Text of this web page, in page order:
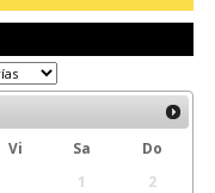
Vi Sa
Do
1
2